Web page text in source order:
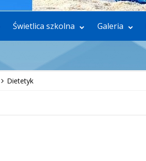
Świetlica szkolna Galeria
Dietetyk